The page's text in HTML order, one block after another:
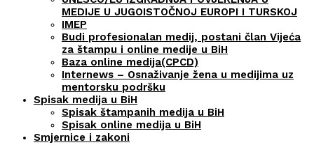
MEDIJE U JUGOISTOČNOJ EUROPI I TURSKOJ
IMEP
Budi profesionalan medij, postani član Vijeća
za štampu i online medije u BiH
Baza online medija(CPCD)
Internews – Osnaživanje žena u medijima uz
mentorsku podršku
Spisak medija u BiH
Spisak štampanih medija u BiH
Spisak online medija u BiH
Smjernice i zakoni